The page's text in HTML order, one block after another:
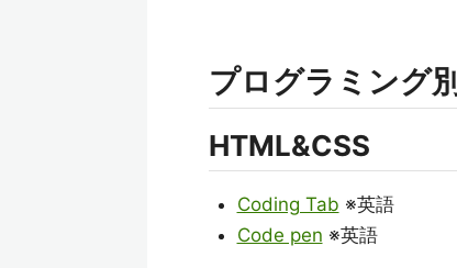
プログラミング別
HTML&CSS
Coding Tab ※英語
Code pen ※英語